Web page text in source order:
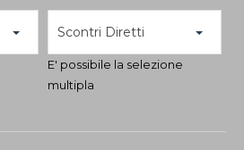
Scontri Diretti
E' possibile la selezione
multipla